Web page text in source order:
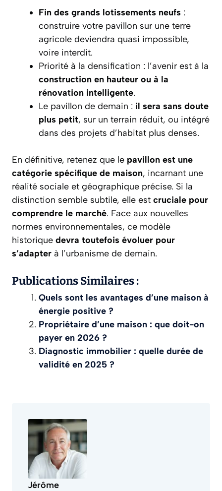
Fin des grands lotissements neufs :
construire votre pavillon sur une terre
agricole deviendra quasi impossible,
voire interdit.
Priorité à la densification : l’avenir est à la
construction en hauteur ou à la
rénovation intelligente.
Le pavillon de demain : il sera sans doute
plus petit, sur un terrain réduit, ou intégré
dans des projets d’habitat plus denses.
En définitive, retenez que le pavillon est une
catégorie spécifique de maison, incarnant une
réalité sociale et géographique précise. Si la
distinction semble subtile, elle est cruciale pour
comprendre le marché. Face aux nouvelles
normes environnementales, ce modèle
historique devra toutefois évoluer pour
s’adapter à l’urbanisme de demain.
Publications Similaires :
Quels sont les avantages d’une maison à
énergie positive ?
Propriétaire d’une maison : que doit-on
payer en 2026 ?
Diagnostic immobilier : quelle durée de
validité en 2025 ?
Jérôme